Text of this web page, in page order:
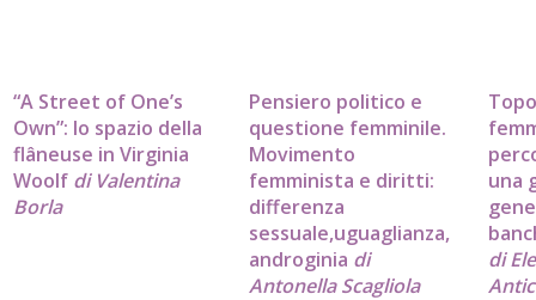
“A Street of One’s
Own”: lo spazio della
flâneuse in Virginia
Woolf di Valentina
Borla
Pensiero politico e
questione femminile.
Movimento
femminista e diritti:
differenza
sessuale,uguaglianza,
androginia di
Antonella Scagliola
una
di